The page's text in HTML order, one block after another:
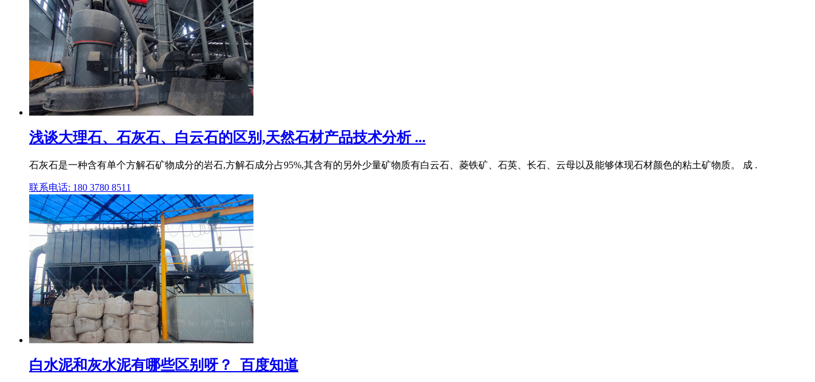
浅谈大理石、石灰石、白云石的区别,天然石材产品技术分析 ...
石灰石是一种含有单个方解石矿物成分的岩石,方解石成分占95%,其含有的另外少量矿物质有白云石、菱铁矿、石英、长石、云母以及能够体现石材颜色的粘土矿物质。 成 .
联系电话: 180 3780 8511
白水泥和灰水泥有哪些区别呀？_百度知道